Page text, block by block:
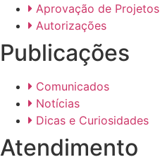
Aprovação de Projetos
Autorizações
Publicações
Comunicados
Notícias
Dicas e Curiosidades
Atendimento